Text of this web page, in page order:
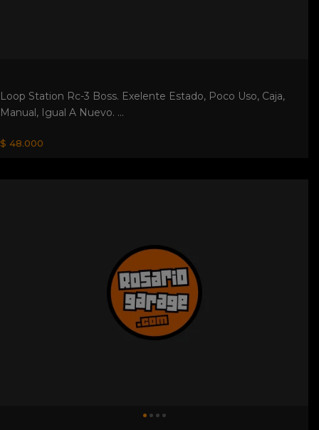
Loop Station Rc-3 Boss. Exelente Estado, Poco Uso, Caja,
Manual, Igual A Nuevo. ...
$ 48.000